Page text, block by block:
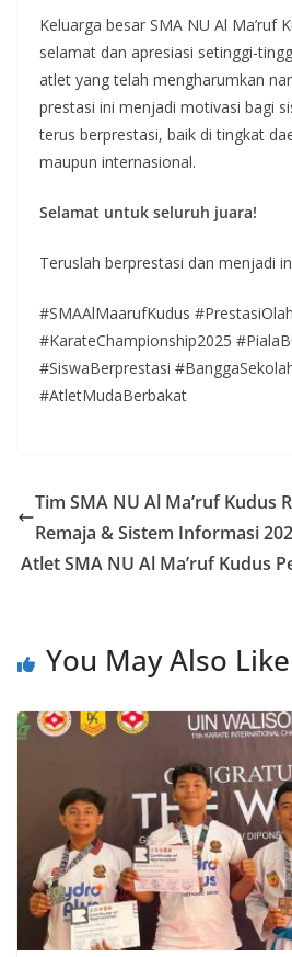
Keluarga besar SMA NU Al Ma’ruf
selamat dan apresiasi setinggi-
atlet yang telah mengharumkan
prestasi ini menjadi motivasi bagi
terus berprestasi, baik di tingkat
maupun internasional.
Selamat untuk seluruh juara!
Teruslah berprestasi dan menjadi
#SMAAlMaarufKudus
#KarateChampionship2025
#SiswaBerprestasi
#AtletMudaBerbakat
Tim SMA NU Al Ma’ruf Kudus
Remaja & Sistem Informasi
Atlet SMA NU Al Ma’ruf Kudus
You May Also Like